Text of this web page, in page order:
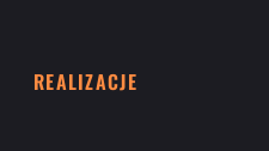
REALIZACJE